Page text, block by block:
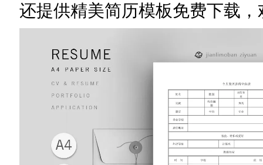
还提供精美简历模板免费下载